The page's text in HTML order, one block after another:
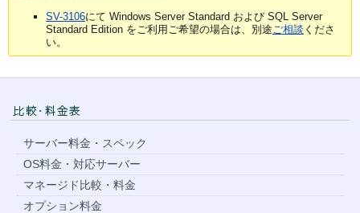
SV-3106にて Windows Server Standard および SQL Server
Standard Edition をご利用ご希望の場合は、別途 ご相談 くださ
い。
サーバー料金・スペック
OS料金・対応サーバー
マネージド比較・料金
オプション料金